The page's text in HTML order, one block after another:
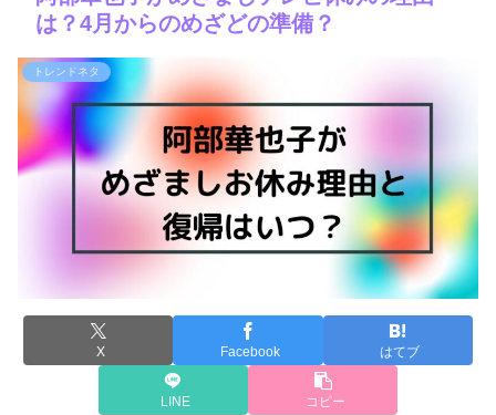
は？4月からのめざどの準備？
トレンドネタ
X Facebook はてブ
LINE コピー